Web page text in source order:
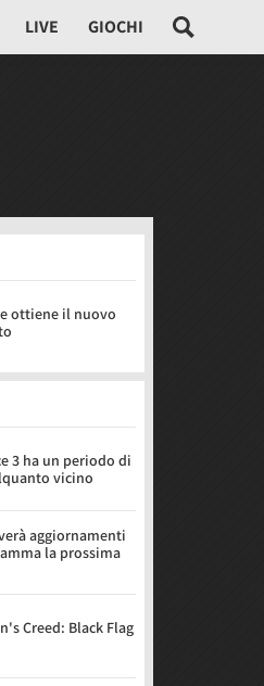
LIVE GIOCHI
ottiene il nuovo
3 ha un periodo di
vicino
aggiornamenti
la prossima
Creed: Black Flag